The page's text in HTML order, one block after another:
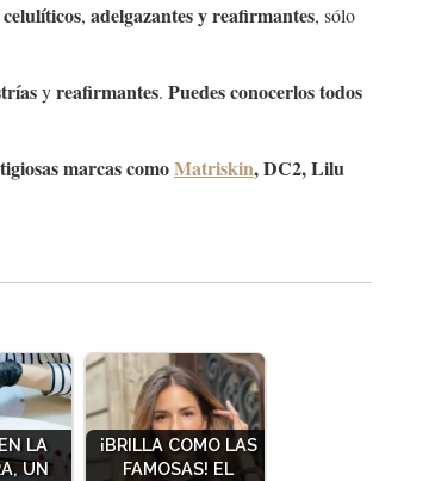
, adelgazantes y reafirmantes, sólo
yreafirmantes. Puedes conocerlos todos
marcas comoMatriskin, DC2, Lilu
LA
UN
¡BRILLA COMO LAS
FAMOSAS! EL